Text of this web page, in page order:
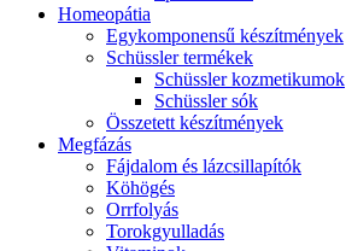
Homeopátia
Egykomponensű készítmények
Schüssler termékek
Schüssler kozmetikumok
Schüssler sók
Összetett készítmények
Megfázás
Fájdalom és lázcsillapítók
Köhögés
Orrfolyás
Torokgyulladás